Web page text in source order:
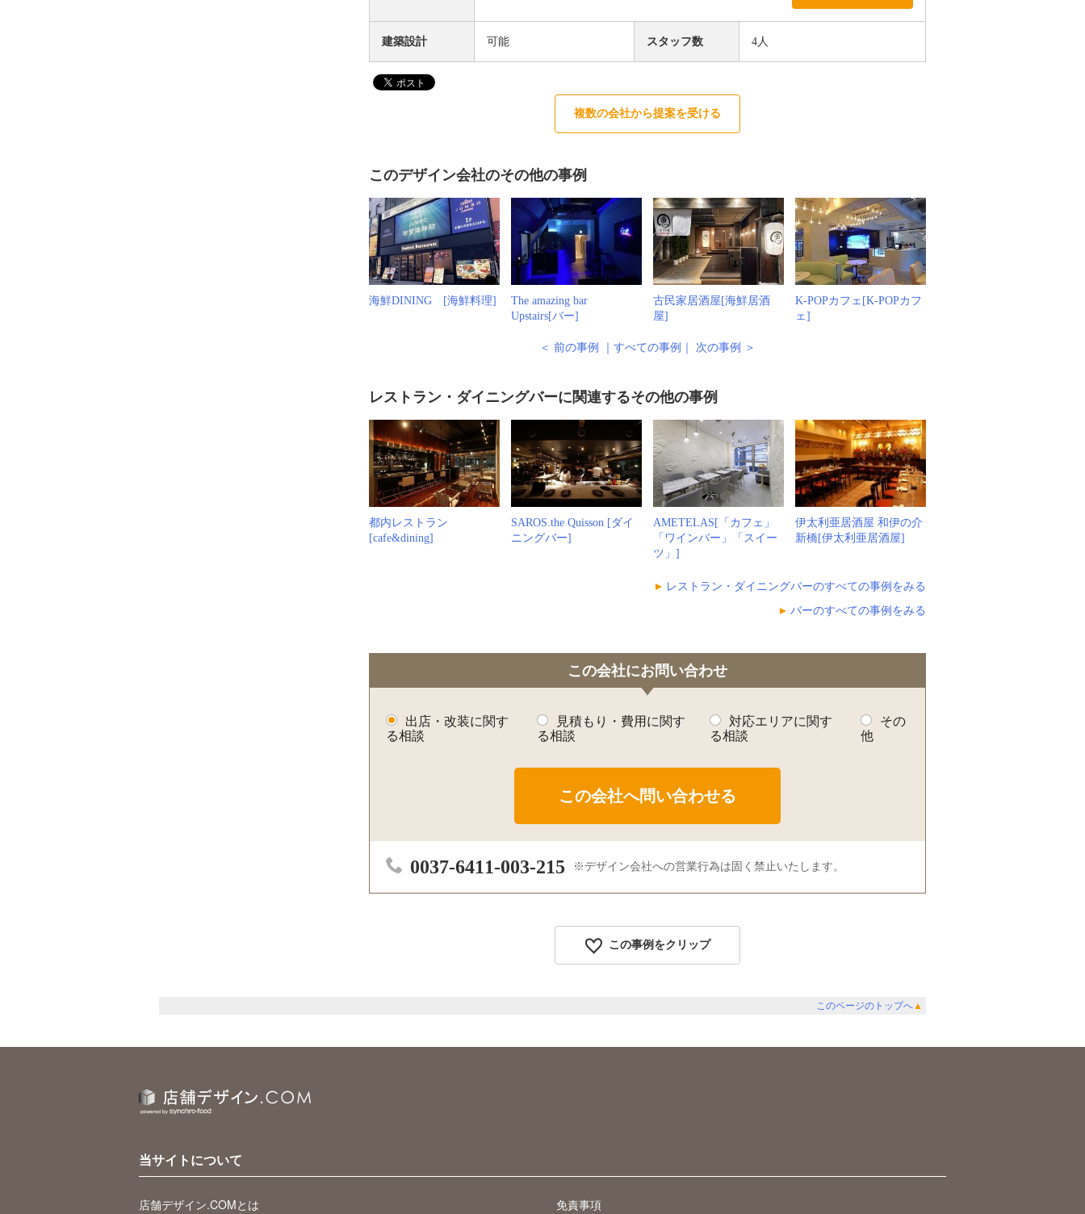
建築設計 可能 スタッフ数 4人
複数の会社から提案を受ける
このデザイン会社のその他の事例
海鮮DINING [海鮮料理]
The amazing bar
Upstairs[バー]
古民家居酒屋[海鮮居酒
屋]
K-POPカフェ[K-POPカフ
ェ]
＜ 前の事例 すべての事例 次の事例 ＞
レストラン・ダイニングバーに関連するその他の事例
都内レストラン
[cafe&dining]
SAROS.the Quisson [ダイ
ニングバー]
AMETELAS[「カフェ」
「ワインバー」「スイー
ツ」]
伊太利亜居酒屋 和伊の介
新橋[伊太利亜居酒屋]
レストラン・ダイニングバーのすべての事例をみる
バーのすべての事例をみる
この会社にお問い合わせ
出店・改装に関す
る相談
見積もり・費用に関す
る相談
対応エリアに関す
る相談
その
他
0037-6411-003-215 デザイン会社への営業行為は固く禁止いたします。
この事例をクリップ
このページのトップへ▲
当サイトについて
店舗デザイン.COMとは 免責事項